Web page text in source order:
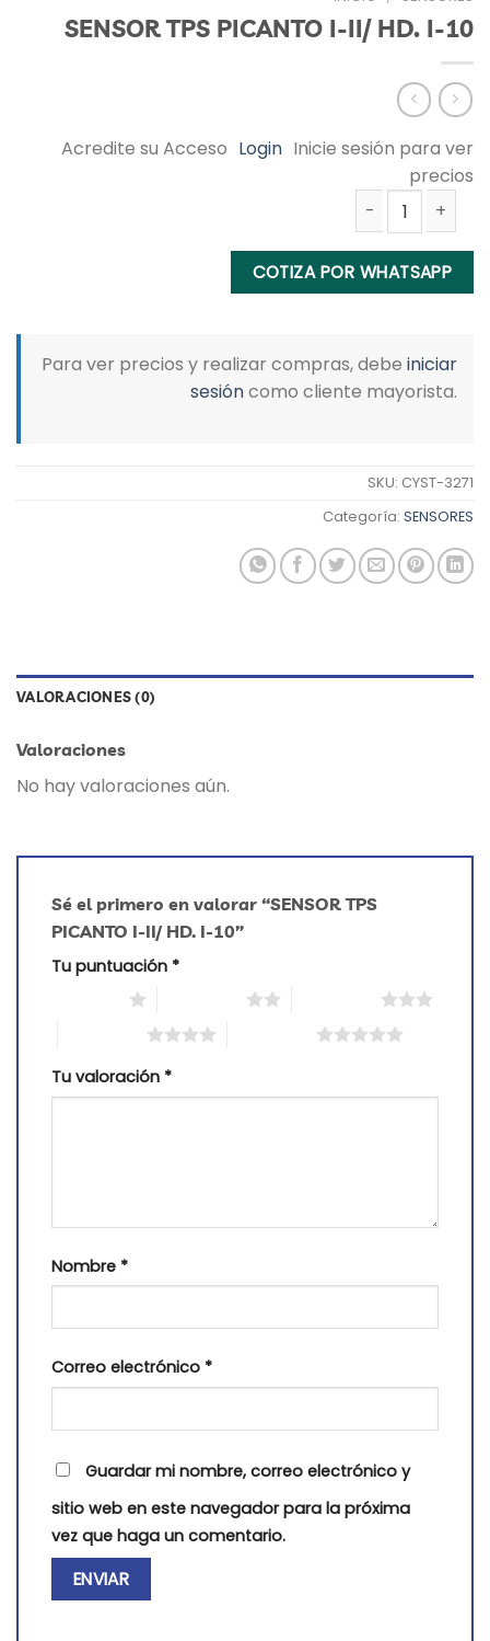
SENSOR TPS PICANTO I-II/ HD. I-10
Acredite su Acceso Login Inicie sesión para ver
precios
COTIZA POR WHATSAPP
Para ver precios y realizar compras, debe iniciar
sesióncomo cliente mayorista.
SKU: CYST-3271
Categoría: SENSORES
VALORACIONES (0)
Valoraciones
No hay valoraciones aún.
Sé el primero en valorar “SENSOR TPS
PICANTO I-II/ HD. I-10”
Tu puntuación *
Tu valoración *
Nombre *
Correo electrónico *
Guardar mi nombre, correo electrónico y
sitio web en este navegador para la próxima
vez que haga un comentario.